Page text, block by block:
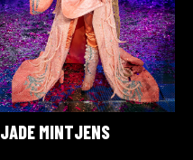
JADE MINTJENS